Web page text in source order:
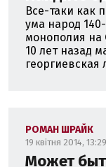
Все-таки как
ума народ
монополия на
10 лет назад
георгиевская
РОМАН ШРАЙК
19 квітня 2014, 13:29
Может